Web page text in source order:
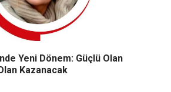
Yeni Dönem: Güçlü Olan
Kazanacak